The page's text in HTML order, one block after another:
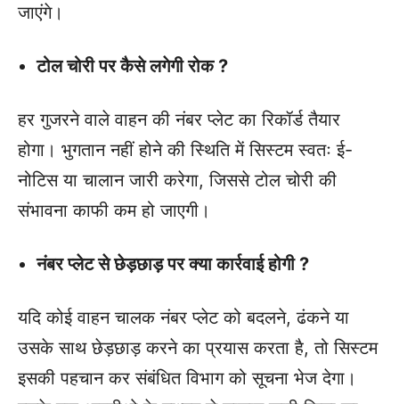
जाएंगे।
टोल चोरी पर कैसे लगेगी रोक ?
हर गुजरने वाले वाहन की नंबर प्लेट का रिकॉर्ड तैयार
होगा। भुगतान नहीं होने की स्थिति में सिस्टम स्वतः ई-
नोटिस या चालान जारी करेगा, जिससे टोल चोरी की
संभावना काफी कम हो जाएगी।
नंबर प्लेट से छेड़छाड़ पर क्या कार्रवाई होगी ?
यदि कोई वाहन चालक नंबर प्लेट को बदलने, ढंकने या
उसके साथ छेड़छाड़ करने का प्रयास करता है, तो सिस्टम
इसकी पहचान कर संबंधित विभाग को सूचना भेज देगा।